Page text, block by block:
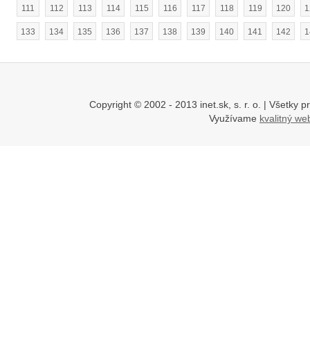
111 112 113 114 115 116 117 118 119 120
133 134 135 136 137 138 139 140 141 142
Copyright © 2002 - 2013 inet.sk, s. r. o. | Všetky
Využívame kvalitný